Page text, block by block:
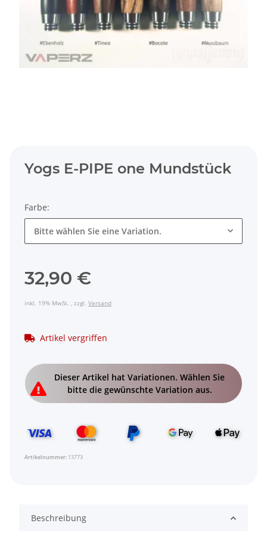
Yogs E-PIPE one Mundstück
Farbe:
Bitte wählen Sie eine Variation.
32,90 €
inkl. 19% MwSt. , zzgl. Versand
Artikel vergriffen
Dieser Artikel hat Variationen. Wählen Sie
bitte die gewünschte Variation aus.
Artikelnummer: 13773
Beschreibung